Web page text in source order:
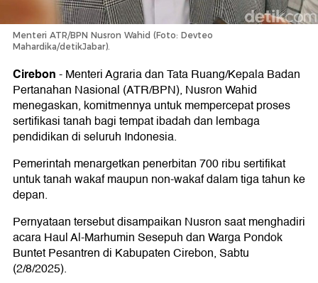
Menteri ATR/BPN Nusron Wahid (Foto: Devteo
Mahardika/detikJabar).
Cirebon-Menteri Agraria dan Tata Ruang/Kepala Badan
Pertanahan Nasional (ATR/BPN), Nusron Wahid
menegaskan, komitmennya untuk mempercepat proses
sertifikasi tanah bagi tempat ibadah dan lembaga
pendidikan di seluruh Indonesia.
Pemerintah menargetkan penerbitan 700 ribu sertifikat
untuk tanah wakaf maupun non-wakaf dalam tiga tahun ke
depan.
Pernyataan tersebut disampaikan Nusron saat menghadiri
acara Haul Al-Marhumin Sesepuh dan Warga Pondok
Buntet Pesantren di Kabupaten Cirebon, Sabtu
(2/8/2025).